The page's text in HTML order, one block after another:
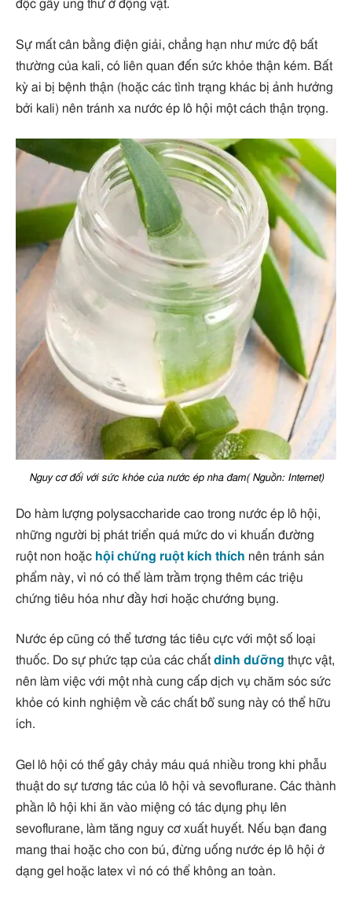
độc gây ung thư ở động vật.
Sự mất cân bằng điện giải, chẳng hạn như mức độ bất
thường của kali, có liên quan đến sức khỏe thận kém. Bất
kỳ ai bị bệnh thận (hoặc các tình trạng khác bị ảnh hưởng
bởi kali) nên tránh xa nước ép lô hội một cách thận trọng.
Nguy cơ đối với sức khỏe của nước ép nha đam( Nguồn: Internet)
Do hàm lượng polysaccharide cao trong nước ép lô hội,
những người bị phát triển quá mức do vi khuẩn đường
ruột non hoặc hội chứng ruột kích thích nên tránh sản
phẩm này, vì nó có thể làm trầm trọng thêm các triệu
chứng tiêu hóa như đầy hơi hoặc chướng bụng.
Nước ép cũng có thể tương tác tiêu cực với một số loại
thuốc. Do sự phức tạp của các chất dinh dưỡng thực vật,
nên làm việc với một nhà cung cấp dịch vụ chăm sóc sức
khỏe có kinh nghiệm về các chất bổ sung này có thể hữu
ích.
Gel lô hội có thể gây chảy máu quá nhiều trong khi phẫu
thuật do sự tương tác của lô hội và sevoflurane. Các thành
phần lô hội khi ăn vào miệng có tác dụng phụ lên
sevoflurane, làm tăng nguy cơ xuất huyết. Nếu bạn đang
mang thai hoặc cho con bú, đừng uống nước ép lô hội ở
dạng gel hoặc latex vì nó có thể không an toàn.